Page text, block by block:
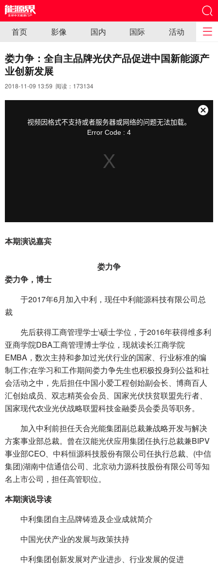
首页 影像 国内 国际 活动
娄力争：全自主品牌光伏产品促进中国新能源产
业创新发展
2018-11-09 13:59 阅读： 173134
视频因格式不支持或者服务器或网络的问题无法加载。
Error Code : 4
关
本期演说嘉宾
娄力争
娄力争，博士
于2017年6月加入中利，现任中利能源科技有限公司总
裁
先后获得工商管理学士\硕士学位，于2016年获得维多利
亚商学院DBA工商管理博士学位，现就读长江商学院
EMBA，数次主持和参加过光伏行业的国家、行业标准的编
制工作;在学习和工作期间娄力争先生也积极投身到公益和社
会活动之中，先后担任中国小爱工程创始副会长、博商百人
汇创始成员、双志精英会会员、国家光伏扶贫联盟先行者、
国家现代农业光伏战略联盟科技金融委员会委员等职务。
加入中利前担任天合光能集团副总裁兼战略开发与解决
方案事业部总裁。曾在汉能光伏应用集团任执行总裁兼BIPV
事业部CEO、中科恒源科技股份有限公司任执行总裁、(中信
集团)湖南中信通信公司、北京动力源科技股份有限公司等知
名上市公司，担任高管职位。
本期演说导读
中利集团自主品牌铸造及企业成就简介
中国光伏产业的发展与政策扶持
中利集团创新发展对产业进步、行业发展的促进